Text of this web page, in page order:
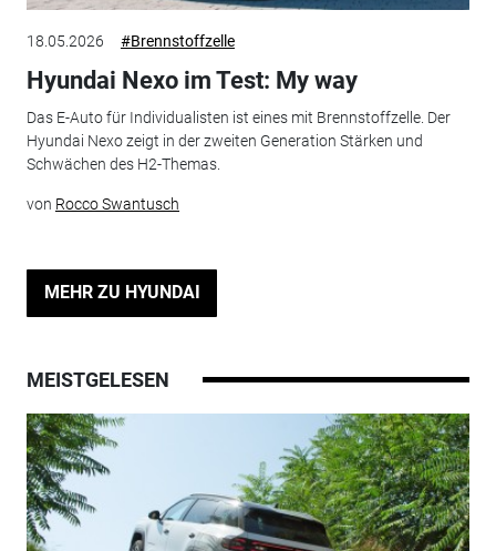
18.05.2026 #Brennstoffzelle
Hyundai Nexo im Test: My way
Das E-Auto für Individualisten ist eines mit Brennstoffzelle. Der
Hyundai Nexo zeigt in der zweiten Generation Stärken und
Schwächen des H2-Themas.
von Rocco Swantusch
MEHR ZU HYUNDAI
MEISTGELESEN